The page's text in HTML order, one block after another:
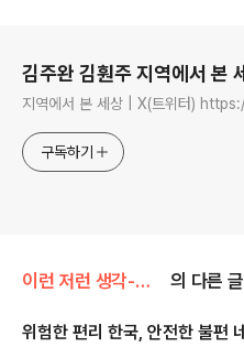
김주완 김훤주 지역에서 본
지역에서 본 세상 | X(트위터)
구독하기
이런 저런 생각-김훤주 의 다른 글
위험한 편리 한국, 안전한 불편